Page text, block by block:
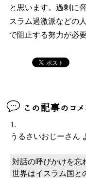
と思います。過剰に
スラム過激派などの
で阻止する努力が必
この記事のコメ
うるさいおじーさん
対話の呼びかけを忘
世界はイスラム国と